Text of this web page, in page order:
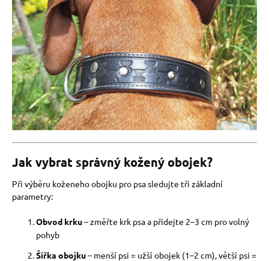
Jak vybrat správný kožený obojek?
Při výběru koženeho obojku pro psa sledujte tři základní
parametry:
Obvod krku– změřte krk psa a přidejte 2–3 cm pro volný
pohyb
Šířka obojku– menší psi = užší obojek (1–2 cm), větší psi =